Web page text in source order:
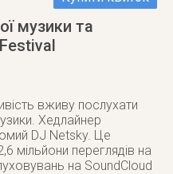
музики та
вживу послухати
Хедлайнер
DJ Netsky. Це
мільйони переглядів на
на SoundCloud